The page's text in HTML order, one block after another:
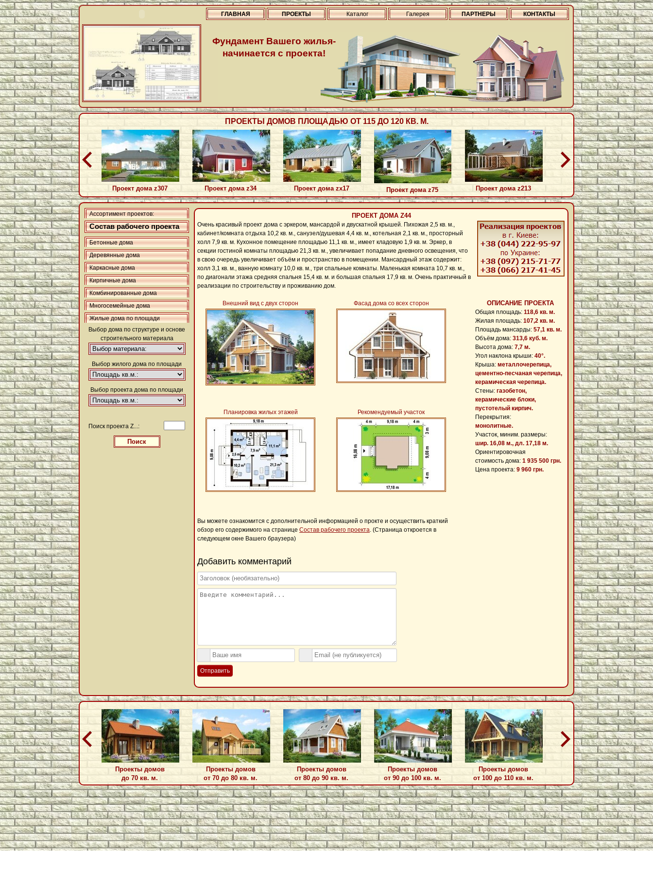
ГЛАВНАЯ ПРОЕКТЫ Каталог Галерея ПАРТНЕРЫ КОНТАКТЫ
Фундамент Вашего жилья-
начинается с проекта!
ПРОЕКТЫ ДОМОВ ПЛОЩАДЬЮ ОТ 115 ДО 120 КВ. М.
Проект дома z307 Проект дома z34 Проект дома zx17 Проект дома z75 Проект дома z213 Проект дома zb7
ПРОЕКТ ДОМА Z44
Очень красивый проект дома с эркером, мансардой и двускатной крышей. Пихожая 2,5 кв. м.,
кабинет/комната отдыха 10,2 кв. м., санузел/душевая 4,4 кв. м., котельная 2,1 кв. м., просторный
холл 7,9 кв. м. Кухонное помещение площадью 11,1 кв. м., имеет кладовую 1,9 кв. м. Эркер, в
секции гостиной комнаты площадью 21,3 кв. м., увеличивает попадание дневного освещения, что
в свою очередь увеличивает объём и пространство в помещении. Мансардный этаж содержит:
холл 3,1 кв. м., ванную комнату 10,0 кв. м., три спальные комнаты. Маленькая комната 10,7 кв. м.,
по диагонали этажа средняя спальня 15,4 кв. м. и большая спальня 17,9 кв. м. Очень практичный в
реализации по строительству и проживанию дом.
Внешний вид с двух сторон Фасад дома со всех сторон
Планировка жилых этажей Рекомендуемый участок
ОПИСАНИЕ ПРОЕКТА
Общая площадь: 118,6 кв. м.
Жилая площадь: 107,2 кв. м.
Площадь мансарды: 57,1 кв. м.
Объём дома: 313,6 куб. м.
Высота дома: 7,7 м.
Угол наклона крыши: 40°.
Крыша: металлочерепица,
цементно-песчаная черепица,
керамическая черепица.
Cтены: газобетон,
керамические блоки,
пустотелый кирпич.
Перекрытия:
монолитные.
Участок, миним. размеры:
шир. 16,08 м., дл. 17,18 м.
Ориентировочная
стоимость дома: 1 935 500 грн.
Цена проекта: 9 960 грн.
Вы можете ознакомится с дополнительной информацией о прокте и осуществить краткий
обзор его содержимого на странице Состав рабочего проекта. (Страница откроется в
следующем окне Вашего браузера)
Добавить комментарий
Отправить
Ассортимент проектов:
Состав рабочего проекта
Бетонные дома
Деревянные дома
Каркасные дома
Кирпичные дома
Комбинированные дома
Многосемейные дома
Жилые дома по площади
Выбор дома по структуре и основе
строительного материала
Выбор жилого дома по площади
Выбор проекта дома по площади
Поиск проекта Z...:
Проекты домов
до 70 кв. м.
Проекты домов
от 70 до 80 кв. м.
Проекты домов
от 80 до 90 кв. м.
Проекты домов
от 90 до 100 кв. м.
Проекты домов
от 100 до 110 кв. м.
Проекты домов
от 110 до 115 кв. м.